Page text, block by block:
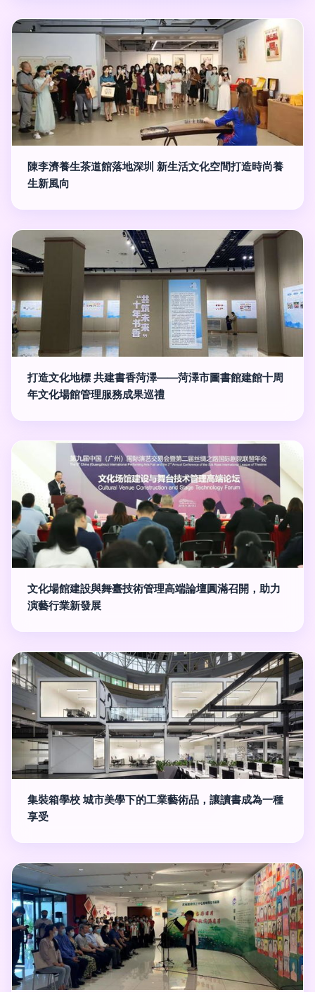
陳李濟養生茶道館落地深圳 新生活文化空間打造時尚養
生新風向
打造文化地標 共建書香菏澤——菏澤市圖書館建館十周
年文化場館管理服務成果巡禮
文化場館建設與舞臺技術管理高端論壇圓滿召開，助力
演藝行業新發展
集裝箱學校 城市美學下的工業藝術品，讓讀書成為一種
享受